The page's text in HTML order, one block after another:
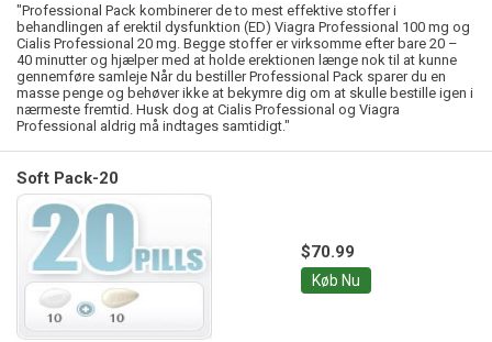
"Professional Pack kombinerer de to mest effektive stoffer i
behandlingen af erektil dysfunktion (ED) Viagra Professional 100 mg og
Cialis Professional 20 mg. Begge stoffer er virksomme efter bare 20 –
40 minutter og hjælper med at holde erektionen længe nok til at kunne
gennemføre samleje Når du bestiller Professional Pack sparer du en
masse penge og behøver ikke at bekymre dig om at skulle bestille igen i
nærmeste fremtid. Husk dog at Cialis Professional og Viagra
Professional aldrig må indtages samtidigt."
Soft Pack-20
$70.99
Køb Nu